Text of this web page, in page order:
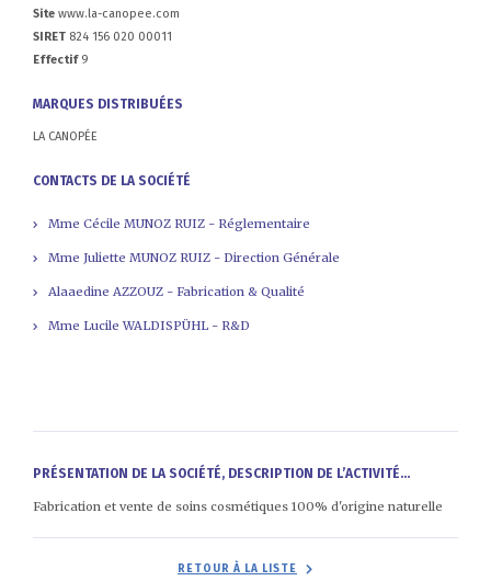
Site www.la-canopee.com
SIRET 824 156 020 00011
Effectif9
MARQUES DISTRIBUÉES
LA CANOPÉE
CONTACTS DE LA SOCIÉTÉ
Mme Cécile MUNOZ RUIZ - Réglementaire
Mme Juliette MUNOZ RUIZ - Direction Générale
Alaaedine AZZOUZ - Fabrication & Qualité
Mme Lucile WALDISPÜHL - R&D
PRÉSENTATION DE LA SOCIÉTÉ, DESCRIPTION DE L’ACTIVITÉ...
Fabrication et vente de soins cosmétiques 100% d'origine naturelle
RETOUR À LA LISTE